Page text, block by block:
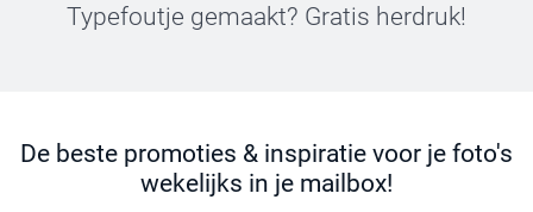
Typefoutje gemaakt? Gratis herdruk!
De beste promoties & inspiratie voor je foto's
wekelijks in je mailbox!